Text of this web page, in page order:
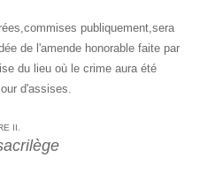
publiquement,sera
de l'amende honorable faite par
du lieu où le crime aura été
d'assises.
II.